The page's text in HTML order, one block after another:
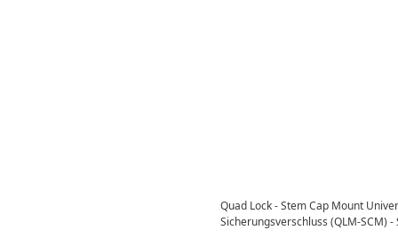
Quad Lock - Stem Cap Mount
Sicherungsverschluss (QLM-SCM) -